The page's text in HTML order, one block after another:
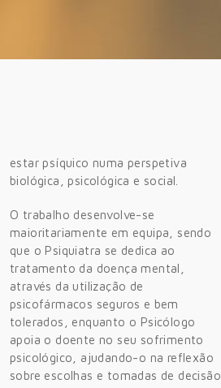
estar psíquico numa perspetiva
biológica, psicológica e social.
O trabalho desenvolve-se
maioritariamente em equipa, sendo
que o Psiquiatra se dedica ao
tratamento da doença mental,
através da utilização de
psicofármacos seguros e bem
tolerados, enquanto o Psicólogo
apoia o doente no seu sofrimento
psicológico, ajudando-o na reflexão
sobre escolhas e tomadas de decisão.